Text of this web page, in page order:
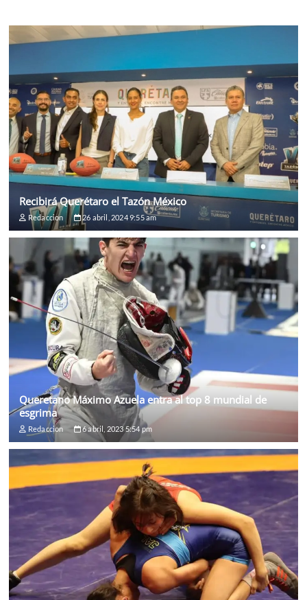
Recibirá Querétaro el Tazón México
Redaccion 26 abril, 2024 9:55 am
Queretano Máximo Azuela entra al top 8 mundial de
esgrima
Redaccion 6 abril, 2023 5:54 pm